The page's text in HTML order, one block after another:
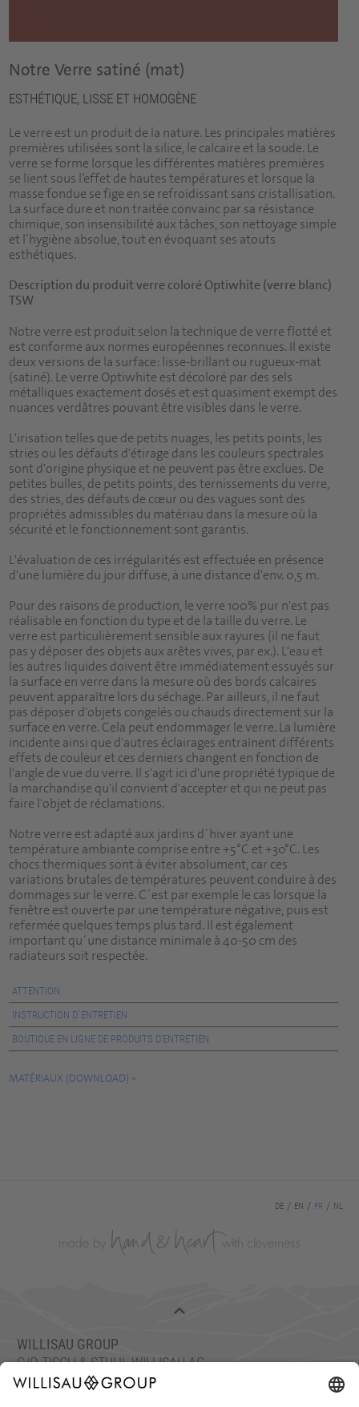
Notre Verre satiné (mat)
ESTHÉTIQUE, LISSE ET HOMOGÈNE
Le verre est un produit de la nature. Les principales matières
premières utilisées sont la silice, le calcaire et la soude. Le
verre se forme lorsque les différentes matières premières
se lient sous l’effet de hautes températures et lorsque la
masse fondue se fige en se refroidissant sans cristallisation.
La surface dure et non traitée convainc par sa résistance
chimique, son insensibilité aux tâches, son nettoyage simple
et l’hygiène absolue, tout en évoquant ses atouts
esthétiques.
Description du produit verre coloré Optiwhite (verre blanc)
TSW
Notre verre est produit selon la technique de verre flotté et
est conforme aux normes européennes reconnues. Il existe
deux versions de la surface: lisse-brillant ou rugueux-mat
(satiné). Le verre Optiwhite est décoloré par des sels
métalliques exactement dosés et est quasiment exempt des
nuances verdâtres pouvant être visibles dans le verre.
L'irisation telles que de petits nuages, les petits points, les
stries ou les défauts d'étirage dans les couleurs spectrales
sont d'origine physique et ne peuvent pas être exclues. De
petites bulles, de petits points, des ternissements du verre,
des stries, des défauts de cœur ou des vagues sont des
propriétés admissibles du matériau dans la mesure où la
sécurité et le fonctionnement sont garantis.
L'évaluation de ces irrégularités est effectuée en présence
d'une lumière du jour diffuse, à une distance d'env. 0,5 m.
Pour des raisons de production, le verre 100% pur n'est pas
réalisable en fonction du type et de la taille du verre. Le
verre est particulièrement sensible aux rayures (il ne faut
pas y déposer des objets aux arêtes vives, par ex.). L'eau et
les autres liquides doivent être immédiatement essuyés sur
la surface en verre dans la mesure où des bords calcaires
peuvent apparaître lors du séchage. Par ailleurs, il ne faut
pas déposer d'objets congelés ou chauds directement sur la
surface en verre. Cela peut endommager le verre. La lumière
incidente ainsi que d'autres éclairages entraînent différents
effets de couleur et ces derniers changent en fonction de
l'angle de vue du verre. Il s'agit ici d'une propriété typique de
la marchandise qu'il convient d'accepter et qui ne peut pas
faire l'objet de réclamations.
Notre verre est adapté aux jardins d´hiver ayant une
température ambiante comprise entre +5°C et +30°C. Les
chocs thermiques sont à éviter absolument, car ces
variations brutales de températures peuvent conduire à des
dommages sur le verre. C´est par exemple le cas lorsque la
fenêtre est ouverte par une température négative, puis est
refermée quelques temps plus tard. Il est également
important qu´une distance minimale à 40-50 cm des
radiateurs soit respectée.
ATTENTION
INSTRUCTION D´ENTRETIEN
BOUTIQUE EN LIGNE DE PRODUITS D'ENTRETIEN
MATÉRIAUX (DOWNLOAD)
DE EN FR NL
WILLISAU GROUP
C/O TISCH & STUHL WILLISAU AG